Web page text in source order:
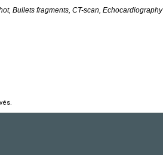
Bullets fragments, CT-scan, Echocardiography